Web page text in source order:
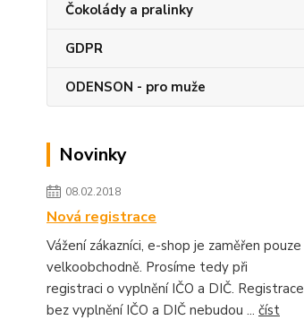
Čokolády a pralinky
GDPR
ODENSON - pro muže
Novinky
08.02.2018
Nová registrace
Vážení zákazníci, e-shop je zaměřen pouze
velkoobchodně. Prosíme tedy při
registraci o vyplnění IČO a DIČ. Registrace
bez vyplnění IČO a DIČ nebudou ... číst